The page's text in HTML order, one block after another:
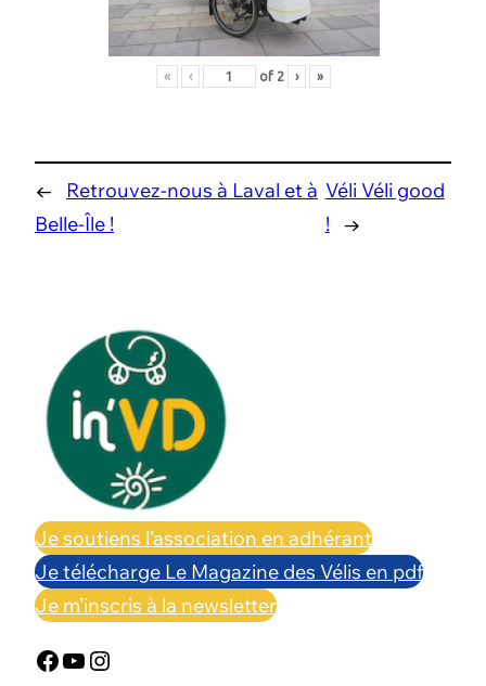
« ‹ of 2 › »
←
Retrouvez-nous à Laval et à
Belle-Île !
Véli Véli good
! →
Je soutiens l’association en adhérant
Je télécharge Le Magazine des Vélis en pdf
Je m’inscris à la newsletter
Facebook
YouTube
Instagram